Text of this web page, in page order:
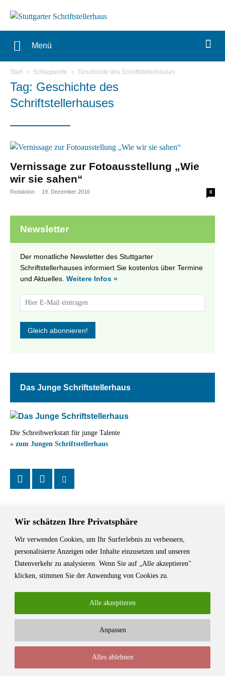
Wir schätzen Ihre Privatsphäre
Wir verwenden Cookies, um Ihr Surferlebnis zu verbessern,
personalisierte Anzeigen oder Inhalte einzusetzen und unseren
Datenverkehr zu analysieren. Wenn Sie auf „Alle akzeptieren"
klicken, stimmen Sie der Anwendung von Cookies zu.
Anpassen
Alles ablehnen
Alle akzeptieren
Menü
Start Schlagworte Geschichte des Schriftstellerhauses
Tag: Geschichte des
Schriftstellerhauses
Vernissage zur Fotoausstellung „Wie
wir sie sahen“
Redaktion - 19. Dezember 2016 0
Newsletter
Der monatliche Newsletter des Stuttgarter
Schriftstellerhauses informiert Sie kostenlos über Termine
und Aktuelles. Weitere Infos »
Das Junge Schriftstellerhaus
Die Schreibwerkstatt für junge Talente
» zum Jungen Schriftstellerhaus
Das Schriftstellerhaus ist ein beliebter Treffpunkt für Autorinnen und
Autoren aus Stuttgart und der Region sowie ein Veranstaltungsort für
Lesungen, Tagungen und Schreibwerkstätten.
© Stuttgarter Schriftstellerhaus
Impressum / Kontakt